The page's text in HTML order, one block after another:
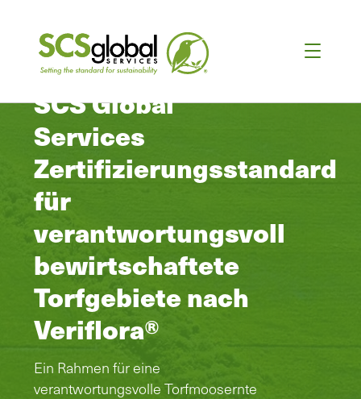
SCS Global
Services
Zertifizierungsstandard
für
verantwortungsvoll
bewirtschaftete
Torfgebiete nach
Veriflora®
Ein Rahmen für eine
verantwortungsvolle Torfmoosernte